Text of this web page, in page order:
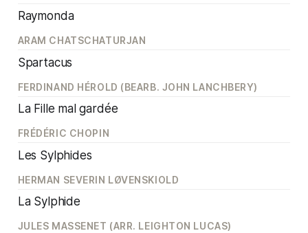
Raymonda
ARAM CHATSCHATURJAN
Spartacus
FERDINAND HÉROLD (BEARB. JOHN LANCHBERY)
La Fille mal gardée
FRÉDÉRIC CHOPIN
Les Sylphides
HERMAN SEVERIN LØVENSKIOLD
La Sylphide
JULES MASSENET (ARR. LEIGHTON LUCAS)